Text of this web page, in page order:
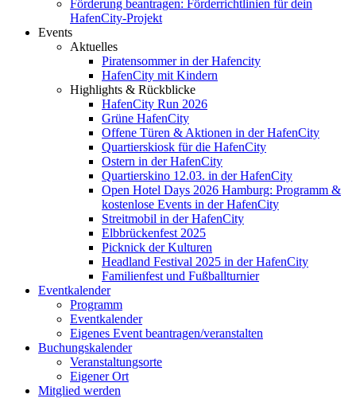
Förderung beantragen: Förderrichtlinien für dein
HafenCity-Projekt
Events
Aktuelles
Piratensommer in der Hafencity
HafenCity mit Kindern
Highlights & Rückblicke
HafenCity Run 2026
Grüne HafenCity
Offene Türen & Aktionen in der HafenCity
Quartierskiosk für die HafenCity
Ostern in der HafenCity
Quartierskino 12.03. in der HafenCity
Open Hotel Days 2026 Hamburg: Programm &
kostenlose Events in der HafenCity
Streitmobil in der HafenCity
Elbbrückenfest 2025
Picknick der Kulturen
Headland Festival 2025 in der HafenCity
Familienfest und Fußballturnier
Eventkalender
Programm
Eventkalender
Eigenes Event beantragen/veranstalten
Buchungskalender
Veranstaltungsorte
Eigener Ort
Mitglied werden